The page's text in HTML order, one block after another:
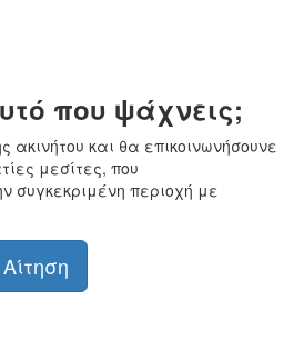
που ψάχνεις;
ακινήτου και θα επικοινωνήσουνε
μεσίτες, που
συγκεκριμένη περιοχή με